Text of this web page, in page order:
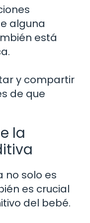
alguna
está
y compartir
de que
la
no solo es
es crucial
del bebé.